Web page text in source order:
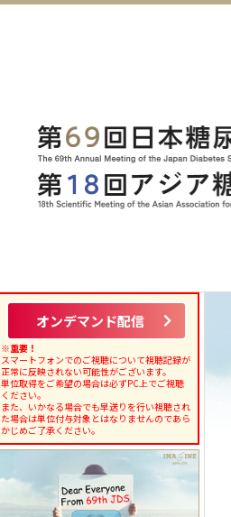
オンデマンド配信
※重要！
スマートフォンでのご視聴について視聴記録が
正常に反映されない可能性がございます。
単位取得をご希望の場合は必ずPC上でご視聴
ください。
また、いかなる場合でも早送りを行い視聴され
た場合は単位付与対象とはなりませんのであら
かじめご了承ください。